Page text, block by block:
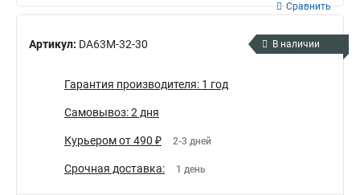
Артикул: DA63M-32-30
Сравнить
В наличии
Гарантия производителя: 1 год
Самовывоз: 2 дня
Курьером от 490 ₽ 2-3 дней
Срочная доставка: 1 день